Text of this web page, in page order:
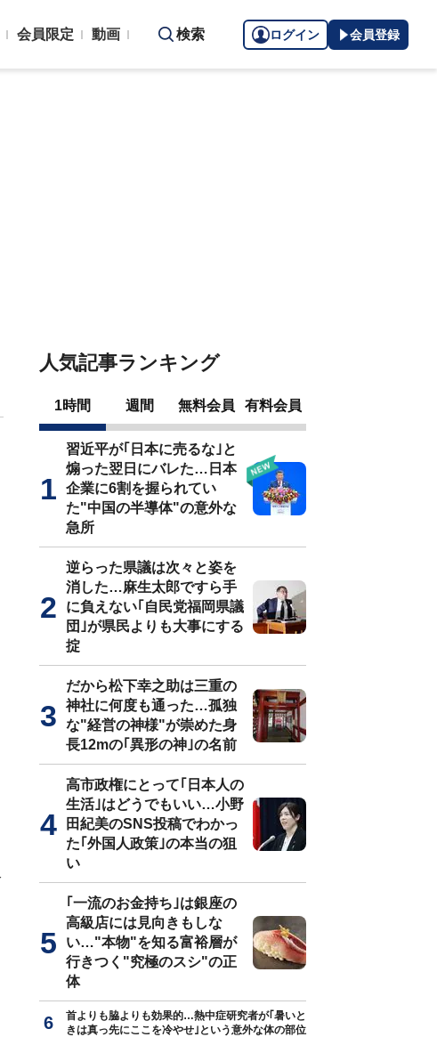
会員限定 動画 検索 ログイン 会員登録
大関和『実地看護法』（新友館）、大正15（1926）年より（写真＝
人気記事ランキング
1時間 週間 無料会員 有料会員
習近平が｢日本に売るな｣と
煽った翌日にバレた…日本
企業に6割を握られてい
た"中国の半導体"の意外な
急所
逆らった県議は次々と姿を
消した…麻生太郎ですら手
に負えない｢自民党福岡県議
団｣が県民よりも大事にする
掟
だから松下幸之助は三重の
神社に何度も通った…孤独
な"経営の神様"が崇めた身
長12mの｢異形の神｣の名前
高市政権にとって｢日本人の
生活｣はどうでもいい…小野
田紀美のSNS投稿でわかっ
た｢外国人政策｣の本当の狙
い
｢一流のお金持ち｣は銀座の
高級店には見向きもしな
い…"本物"を知る富裕層が
行きつく"究極のスシ"の正
体
首よりも脇よりも効果的…熱中症研究者が｢暑いと
きは真っ先にここを冷やせ｣という意外な体の部位